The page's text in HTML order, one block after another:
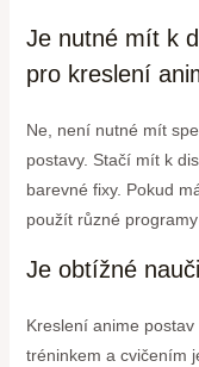
Je nutné mít k
pro kreslení
Ne, není nutné mít
postavy. Stačí mít k
barevné fixy. Pokud
použít různé
Je obtížné
Kreslení anime
tréninkem a cvičením